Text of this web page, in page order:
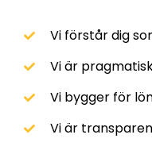
Vi förstår dig
Vi är
Vi bygger för
Vi är